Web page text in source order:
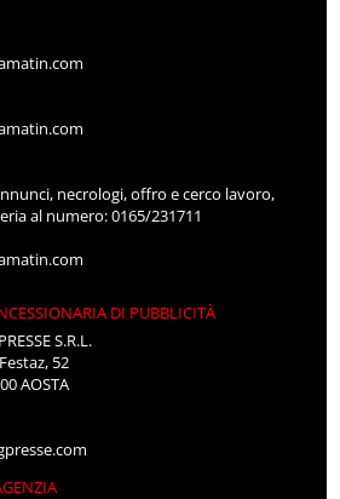
necrologi, offro e cerco lavoro,
al numero: 0165/231711
DI PUBBLICITÀ
S.R.L.
52
AOSTA